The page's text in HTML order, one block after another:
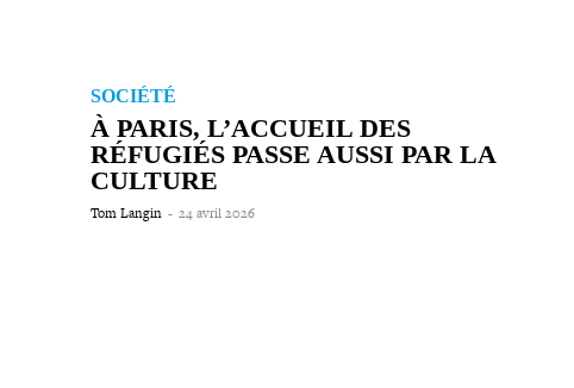
SOCIÉTÉ
À PARIS, L’ACCUEIL DES
RÉFUGIÉS PASSE AUSSI PAR LA
CULTURE
Tom Langin - 24 avril 2026